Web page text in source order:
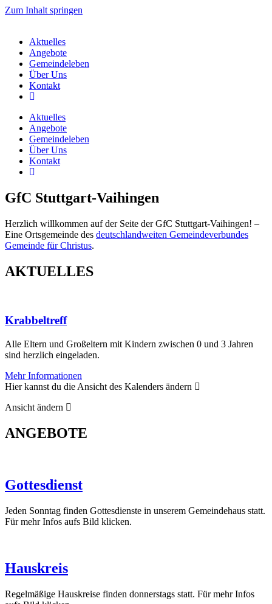
Zum Inhalt springen
Aktuelles
Angebote
Gemeindeleben
Über Uns
Kontakt
Aktuelles
Angebote
Gemeindeleben
Über Uns
Kontakt
GfC Stuttgart-Vaihingen
Herzlich willkommen auf der Seite der GfC Stuttgart-Vaihingen! –
Eine Ortsgemeinde des deutschlandweiten Gemeindeverbundes
Gemeinde für Christus.
AKTUELLES
Krabbeltreff
Alle Eltern und Großeltern mit Kindern zwischen 0 und 3 Jahren
sind herzlich eingeladen.
Mehr Informationen
Hier kannst du die Ansicht des Kalenders ändern
Ansicht ändern
ANGEBOTE
Gottesdienst
Jeden Sonntag finden Gottesdienste in unserem Gemeindehaus statt.
Für mehr Infos aufs Bild klicken.
Hauskreis
Regelmäßige Hauskreise finden donnerstags statt. Für mehr Infos